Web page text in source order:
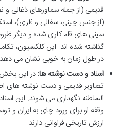
قدیمی (از جمله سماورهای ذغالی
(از جنس چینی، سفالی و فلزی)،
سینی های قلم کاری شده و دیگر
گذاشته شده اند. این کلکسیون،
در طول زمان به خوبی نشان می
اسناد و دست نوشته ها: در این
تصاویر قدیمی و دست نوشته های
السلطنه نگهداری می شوند. این
وقفه او برای ورود چای به ایران و
ارزش تاریخی فراوانی دارند.